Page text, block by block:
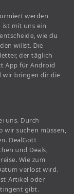
werden
ist mit uns ein
wie du
willst. Die
der täglich
App für Android
wir bringen dir die
uns. Durch
wir suchen müssen,
DealGott
und Deals,
Wie zum
verlost wird.
Artikel oder
gibt.